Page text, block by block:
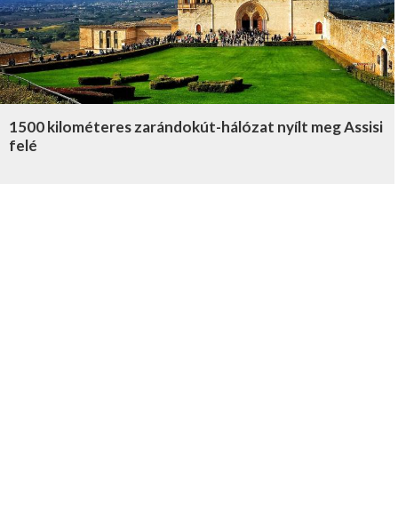
1500 kilométeres zarándokút-hálózat nyílt meg Assisi
felé